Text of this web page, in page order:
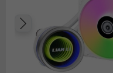
Poprzedni